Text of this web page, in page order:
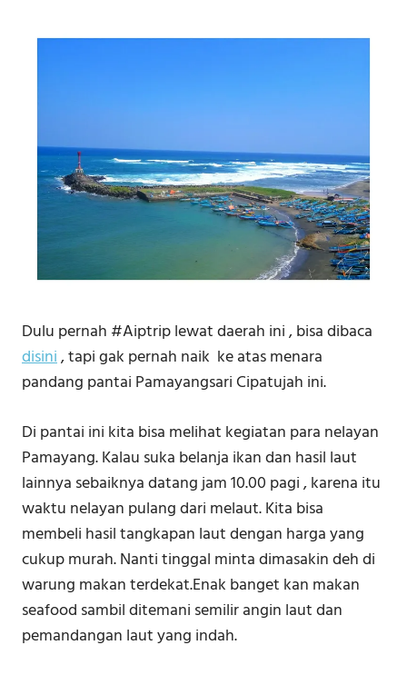
Dulu pernah #Aiptrip lewat daerah ini , bisa dibaca
disini, tapi gak pernah naik ke atas menara
pandang pantai Pamayangsari Cipatujah ini.
Di pantai ini kita bisa melihat kegiatan para nelayan
Pamayang. Kalau suka belanja ikan dan hasil laut
lainnya sebaiknya datang jam 10.00 pagi , karena itu
waktu nelayan pulang dari melaut. Kita bisa
membeli hasil tangkapan laut dengan harga yang
cukup murah. Nanti tinggal minta dimasakin deh di
warung makan terdekat.Enak banget kan makan
seafood sambil ditemani semilir angin laut dan
pemandangan laut yang indah.